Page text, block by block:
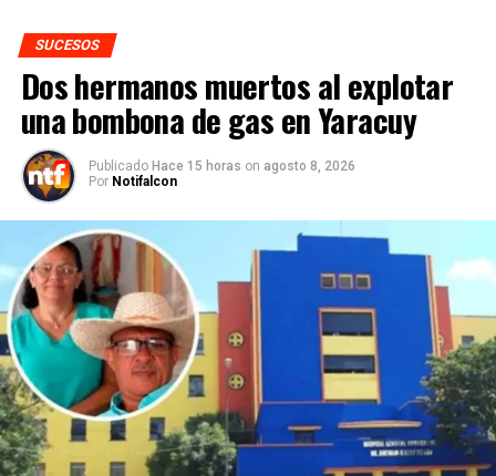
SUCESOS
Dos hermanos muertos al explotar
una bombona de gas en Yaracuy
Publicado Hace 15 horas on agosto 8, 2026
Por Notifalcon